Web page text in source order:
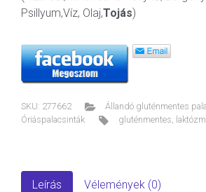
Psillyum,Víz, Olaj,Tojás)
SKU: 277662 Állandó gluténmentes
Óriáspalacsinták
gluténmentes,
Leírás Vélemények (0)